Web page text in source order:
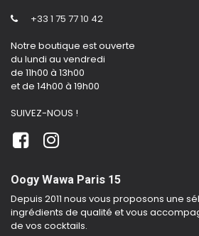
+33 1 75 77 10 42
Notre boutique est ouverte
du lundi au vendredi
de 11h00 à 13h00
et de 14h00 à 19h00
SUIVEZ-NOUS !
Oogy Wawa Paris 15
Depuis 2011 nous vous proposons une
ingrédients de qualité et vous
de vos cocktails.